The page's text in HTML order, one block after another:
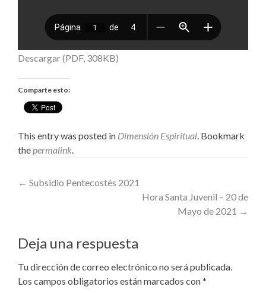
Descargar (PDF, 308KB)
Comparte esto:
This entry was posted in Dimensión Espiritual. Bookmark
thepermalink.
Post
← Subsidio Pentecostés 2021
Hora Santa Juvenil – 20 de
Mayo de 2021 →
Deja una respuesta
Tu dirección de correo electrónico no será publicada.
Los campos obligatorios están marcados con*